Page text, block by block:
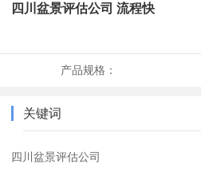
四川盆景评估公司 流程快
产品规格：
关键词
四川盆景评估公司